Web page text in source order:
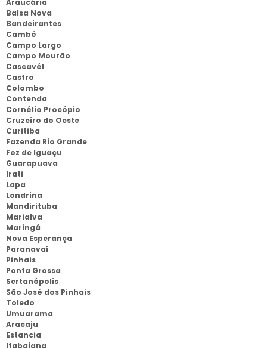
Araucária
Balsa Nova
Bandeirantes
Cambé
Campo Largo
Campo Mourão
Cascavél
Castro
Colombo
Contenda
Cornélio Procópio
Cruzeiro do Oeste
Curitiba
Fazenda Rio Grande
Foz de Iguaçu
Guarapuava
Irati
Lapa
Londrina
Mandirituba
Marialva
Maringá
Nova Esperança
Paranavaí
Pinhais
Ponta Grossa
Sertanópolis
São José dos Pinhais
Toledo
Umuarama
Aracaju
Estancia
Itabaiana